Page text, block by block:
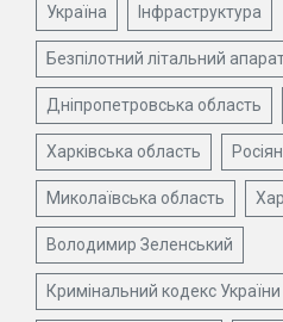
Україна Інфраструктура
Безпілотний літальний
Дніпропетровська область
Харківська область
Миколаївська область
Володимир Зеленський
Кримінальний кодекс України